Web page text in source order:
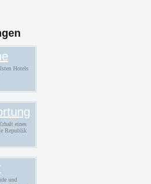
Hotels
eines
Republik
und